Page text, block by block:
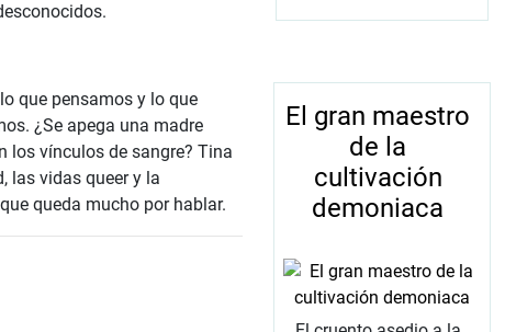
que pensamos y lo que
¿Se apega una madre
los vínculos de sangre? Tina
las vidas queer y la
queda mucho por hablar.
El gran maestro
de la
cultivación
demoniaca